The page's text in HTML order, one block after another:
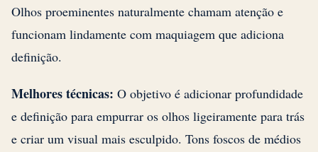
Olhos proeminentes naturalmente chamam atenção e
funcionam lindamente com maquiagem que adiciona
definição.
Melhores técnicas: O objetivo é adicionar profundidade
e definição para empurrar os olhos ligeiramente para trás
e criar um visual mais esculpido. Tons foscos de médios